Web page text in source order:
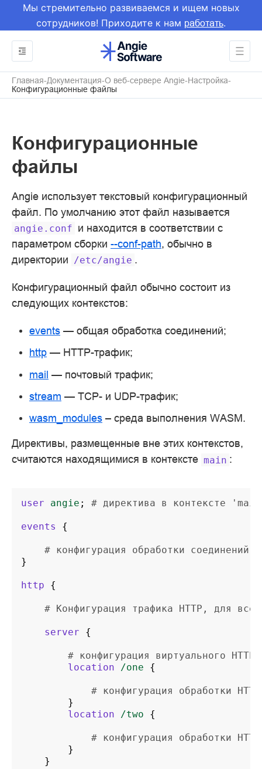
Мы стремительно развиваемся и ищем новых
сотрудников! Приходите к нам работать.
Главная Документация О веб-сервере Angie Настройка
Конфигурационные файлы
Конфигурационные
файлы
Angie использует текстовый конфигурационный
файл. По умолчанию этот файл называется
angie.conf и находится в соответствии с
параметром сборки --conf-path, обычно в
директории
/etc/angie .
Конфигурационный файл обычно состоит из
следующих контекстов:
events — общая обработка соединений;
http — HTTP-трафик;
mail — почтовый трафик;
stream — TCP- и UDP-трафик;
wasm_modules – среда выполнения WASM.
Директивы, размещенные вне этих контекстов,
считаются находящимися в контексте main :
user angie ; # директива в контексте
events {
# конфигурация обработки соединений
}
http {
# Конфигурация трафика HTTP, для
server {
# конфигурация виртуального HTTP
location
/one {
# конфигурация обработки
}
location
/two {
# конфигурация обработки
}
}